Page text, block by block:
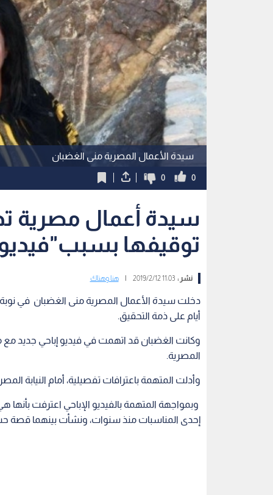
سيدة الأعمال المصرية منى الغضبان
0
0
سيدة أعمال مصرية
توقيفها بسبب"فيديو
نشر :11:03 2019/2/12 هنا وهناك
أيام على ذمة التحقيق.
وكانت الغضبان قد اتهمت في فيديو إباحي جديد
المصرية.
وأدلت المتهمة باعترافات تفصيلية، أمام النيابة
وبمواجهة المتهمة بالفيديو الإباحي اعترفت بأنها
إحدى المناسبات منذ سنوات، ونشأت بينهما قصة